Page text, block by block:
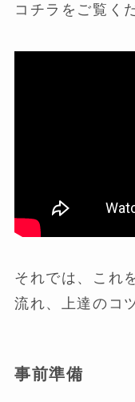
コチラをご覧く
それでは、これ
流れ、上達のコ
事前準備